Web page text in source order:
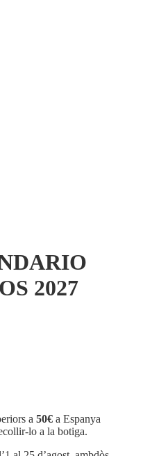
2027
a 50€ a Espanya
lo a la botiga.